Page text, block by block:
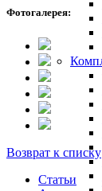
Фотогалерея:
Возврат к списку
Статьи